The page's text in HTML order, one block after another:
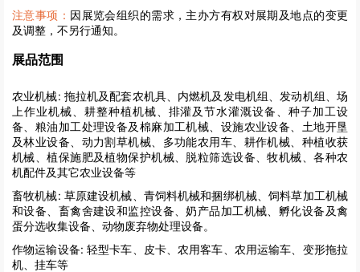
注意事项： 因展览会组织的需求，主办方有权对展期及地点的变更
及调整，不另行通知。
展品范围
农业机械: 拖拉机及配套农机具、内燃机及发电机组、发动机组、场
上作业机械、耕整种植机械、排灌及节水灌溉设备、种子加工设
备、粮油加工处理设备及棉麻加工机械、设施农业设备、土地开垦
及林业设备、动力割草机械、多功能农用车、耕作机械、种植收获
机械、植保施肥及植物保护机械、脱粒筛选设备、牧机械、各种农
机配件及其它农业设备等
畜牧机械: 草原建设机械、青饲料机械和捆绑机械、饲料草加工机械
和设备、畜禽舍建设和监控设备、奶产品加工机械、孵化设备及禽
蛋分选收集设备、动物废弃物处理设备。
作物运输设备: 轻型卡车、皮卡、农用客车、农用运输车、变形拖拉
机、挂车等